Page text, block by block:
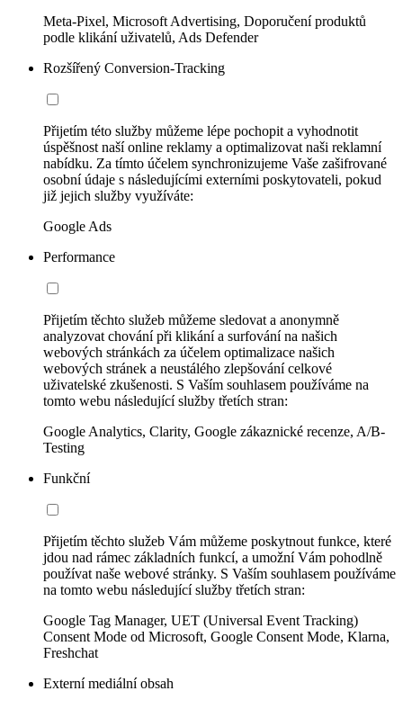
Meta-Pixel, Microsoft Advertising, Doporučení produktů
podle klikání uživatelů, Ads Defender
Rozšířený Conversion-Tracking
Přijetím této služby můžeme lépe pochopit a vyhodnotit
úspěšnost naší online reklamy a optimalizovat naši reklamní
nabídku. Za tímto účelem synchronizujeme Vaše zašifrované
osobní údaje s následujícími externími poskytovateli, pokud
již jejich služby využíváte:
Google Ads
Performance
Přijetím těchto služeb můžeme sledovat a anonymně
analyzovat chování při klikání a surfování na našich
webových stránkách za účelem optimalizace našich
webových stránek a neustálého zlepšování celkové
uživatelské zkušenosti. S Vaším souhlasem používáme na
tomto webu následující služby třetích stran:
Google Analytics, Clarity, Google zákaznické recenze, A/B-
Testing
Funkční
Přijetím těchto služeb Vám můžeme poskytnout funkce, které
jdou nad rámec základních funkcí, a umožní Vám pohodlně
používat naše webové stránky. S Vaším souhlasem používáme
na tomto webu následující služby třetích stran:
Google Tag Manager, UET (Universal Event Tracking)
Consent Mode od Microsoft, Google Consent Mode, Klarna,
Freshchat
Externí mediální obsah